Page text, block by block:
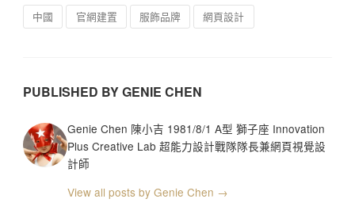
中國 官網建置 服飾品牌 網頁設計
PUBLISHED BY GENIE CHEN
Genie Chen 陳小吉 1981/8/1 A型 獅子座 Innovation
Plus Creative Lab 超能力設計戰隊隊長兼網頁視覺設
計師
View all posts by Genie Chen →